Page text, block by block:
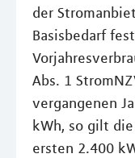
der
Basisbedarf
Abs. 1
vergangenen
kWh, so gilt
ersten 2.400